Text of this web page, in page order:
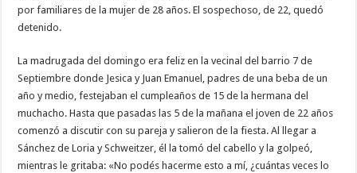
por familiares de la mujer de 28 años. El sospechoso, de 22, quedó
detenido.
La madrugada del domingo era feliz en la vecinal del barrio 7 de
Septiembre donde Jesica y Juan Emanuel, padres de una beba de un
año y medio, festejaban el cumpleaños de 15 de la hermana del
muchacho. Hasta que pasadas las 5 de la mañana el joven de 22 años
comenzó a discutir con su pareja y salieron de la fiesta. Al llegar a
Sánchez de Loria y Schweitzer, él la tomó del cabello y la golpeó,
mientras le gritaba: «No podés hacerme esto a mí, ¿cuántas veces lo